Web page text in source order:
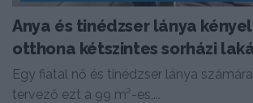
Anya és tinédzser lánya
otthona kétszintes sorházi
Egy fiatal nő és tinédzser lánya
tervező ezt a 99 m²-es,...